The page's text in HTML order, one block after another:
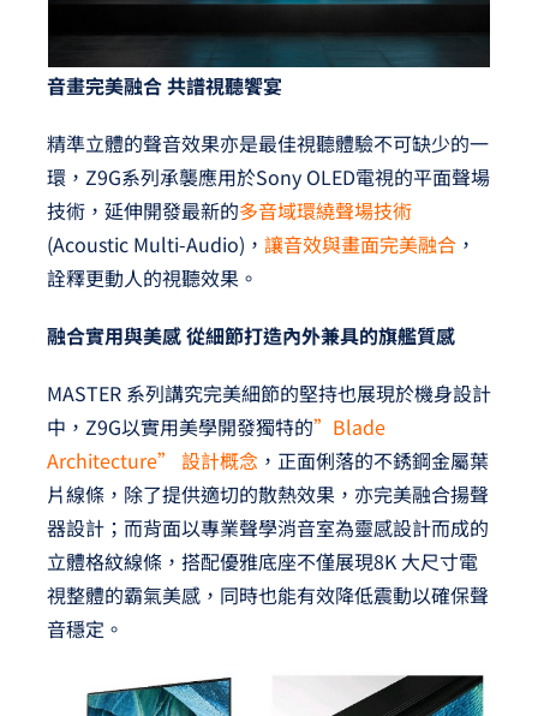
音畫完美融合 共譜視聽饗宴
精準立體的聲音效果亦是最佳視聽體驗不可缺少的一
環，Z9G系列承襲應用於Sony OLED電視的平面聲場
技術，延伸開發最新的多音域環繞聲場技術
(Acoustic Multi-Audio)， 讓音效與畫面完美融合，
詮釋更動人的視聽效果。
融合實用與美感 從細節打造內外兼具的旗艦質感
MASTER 系列講究完美細節的堅持也展現於機身設計
中，Z9G以實用美學開發獨特的”Blade
Architecture” 設計概念 ，正面俐落的不銹鋼金屬葉
片線條，除了提供適切的散熱效果，亦完美融合揚聲
器設計；而背面以專業聲學消音室為靈感設計而成的
立體格紋線條，搭配優雅底座不僅展現8K 大尺寸電
視整體的霸氣美感，同時也能有效降低震動以確保聲
音穩定。